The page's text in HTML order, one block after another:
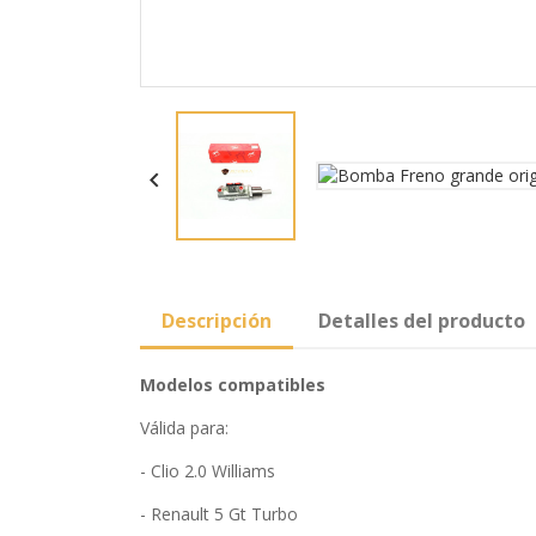

Descripción Detalles del producto
Modelos compatibles
Válida para:
- Clio 2.0 Williams
- Renault 5 Gt Turbo